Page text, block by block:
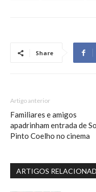
Share
Artigo anterior
Familiares e amigos
apadrinham entrada de
Pinto Coelho no cinema
ARTIGOS